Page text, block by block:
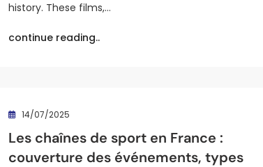
history. These films,…
continue reading..
14/07/2025
Les chaînes de sport en France :
couverture des événements, types